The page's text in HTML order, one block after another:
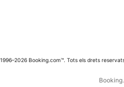
Booking.com™. Tots els drets